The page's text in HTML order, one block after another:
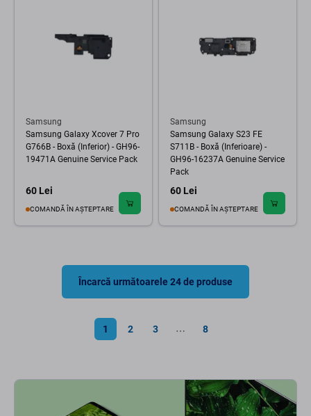
Samsung
Samsung Galaxy Xcover 7 Pro
G766B - Boxă (Inferior) - GH96-
19471A Genuine Service Pack
60 Lei
COMANDĂ ÎN AȘTEPTARE
Samsung
Samsung Galaxy S23 FE
S711B - Boxă (Inferioare) -
GH96-16237A Genuine Service
Pack
60 Lei
COMANDĂ ÎN AȘTEPTARE
Încarcă următoarele 24 de produse
1 2 3 ⋯ 8